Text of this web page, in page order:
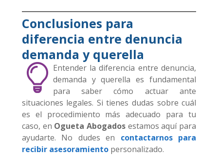
Conclusiones para
diferencia entre denuncia
demanda y querella
Entender la diferencia entre denuncia,
demanda y querella es fundamental
para saber cómo actuar ante
situaciones legales. Si tienes dudas sobre cuál
es el procedimiento más adecuado para tu
caso, en Ogueta Abogados estamos aquí para
ayudarte. No dudes en contactarnos para
recibir asesoramientopersonalizado.